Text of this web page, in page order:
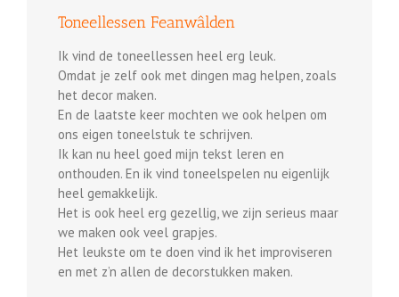
Toneellessen Feanwâlden
Ik vind de toneellessen heel erg leuk.
Omdat je zelf ook met dingen mag helpen, zoals
het decor maken.
En de laatste keer mochten we ook helpen om
ons eigen toneelstuk te schrijven.
Ik kan nu heel goed mijn tekst leren en
onthouden. En ik vind toneelspelen nu eigenlijk
heel gemakkelijk.
Het is ook heel erg gezellig, we zijn serieus maar
we maken ook veel grapjes.
Het leukste om te doen vind ik het improviseren
en met z’n allen de decorstukken maken.